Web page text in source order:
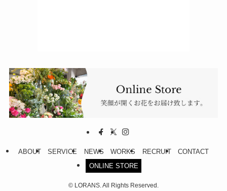
ABOUT SERVICE NEWS WORKS RECRUIT
CONTACT
ONLINE STORE
© LORANS. All Rights Reserved.